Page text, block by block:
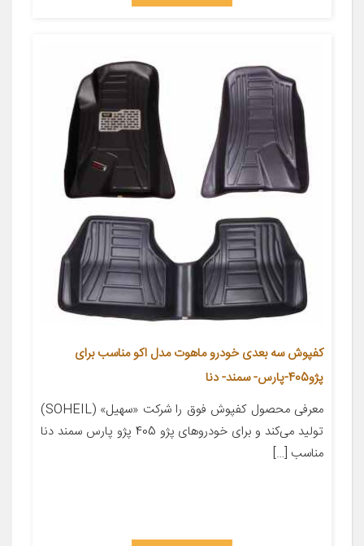
کفپوش سه بعدی خودرو ماهوت مدل اکو مناسب برای
پژو405-پارس- سمند- دنا
معرفی محصول کفپوش فوق را شرکت «سهیل» (SOHEIL)
تولید می‌کند و برای خودروهای پژو 405 پژو پارس سمند دنا
مناسب […]